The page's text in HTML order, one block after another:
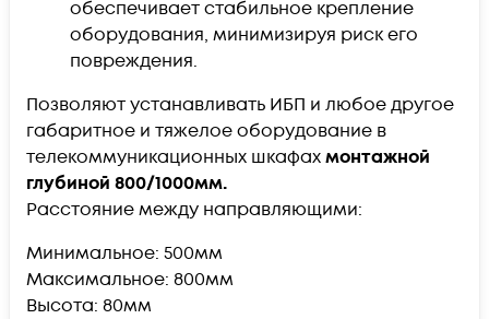
обеспечивает стабильное крепление
оборудования, минимизируя риск его
повреждения.
Позволяют устанавливать ИБП и любое другое
габаритное и тяжелое оборудование в
телекоммуникационных шкафахмонтажной
глубиной 800/1000мм.
Расстояние между направляющими:
Минимальное: 500мм
Максимальное: 800мм
Высота: 80мм